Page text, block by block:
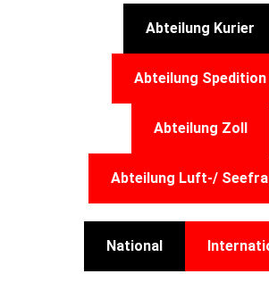
Abteilung Kurier
Abteilung Spedition
Abteilung Zoll
Abteilung Luft-/
National